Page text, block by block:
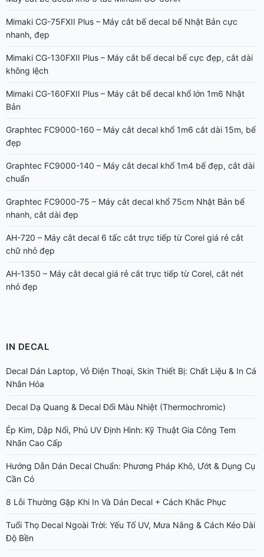
Mimaki CG-75FXII Plus – Máy cắt bế decal bế Nhật Bản cực
nhanh, đẹp
Mimaki CG-130FXII Plus – Máy cắt bế decal bế cực đẹp, cắt dài
không lệch
Mimaki CG-160FXII Plus – Máy cắt bế decal khổ lớn 1m6 Nhật
Bản
Graphtec FC9000-160 – Máy cắt decal khổ 1m6 cắt dài 15m, bế
đẹp
Graphtec FC9000-140 – Máy cắt decal khổ 1m4 bế đẹp, cắt dài
chuẩn
Graphtec FC9000-75 – Máy cắt decal khổ 75cm Nhật Bản bế
nhanh, cắt dài đẹp
AH-720 – Máy cắt decal 6 tấc cắt trực tiếp từ Corel giá rẻ cắt
chữ nhỏ đẹp
AH-1350 – Máy cắt decal giá rẻ cắt trực tiếp từ Corel, cắt nét
nhỏ đẹp
IN DECAL
Decal Dán Laptop, Vỏ Điện Thoại, Skin Thiết Bị: Chất Liệu & In Cá
Nhân Hóa
Decal Dạ Quang & Decal Đổi Màu Nhiệt (Thermochromic)
Ép Kim, Dập Nổi, Phủ UV Định Hình: Kỹ Thuật Gia Công Tem
Nhãn Cao Cấp
Hướng Dẫn Dán Decal Chuẩn: Phương Pháp Khô, Ướt & Dụng Cụ
Cần Có
8 Lỗi Thường Gặp Khi In Và Dán Decal + Cách Khắc Phục
Tuổi Thọ Decal Ngoài Trời: Yếu Tố UV, Mưa Nắng & Cách Kéo Dài
Độ Bền